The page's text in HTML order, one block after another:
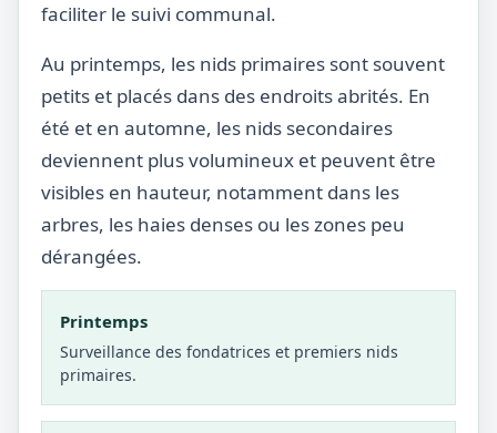
faciliter le suivi communal.
Au printemps, les nids primaires sont souvent
petits et placés dans des endroits abrités. En
été et en automne, les nids secondaires
deviennent plus volumineux et peuvent être
visibles en hauteur, notamment dans les
arbres, les haies denses ou les zones peu
dérangées.
Printemps
Surveillance des fondatrices et premiers nids
primaires.